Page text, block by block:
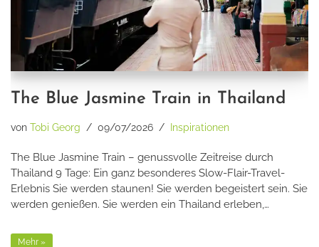
The Blue Jasmine Train in Thailand
von Tobi Georg 09/07/2026 Inspirationen
The Blue Jasmine Train – genussvolle Zeitreise durch
Thailand 9 Tage: Ein ganz besonderes Slow-Flair-Travel-
Erlebnis Sie werden staunen! Sie werden begeistert sein. Sie
werden genießen. Sie werden ein Thailand erleben,…
Mehr »